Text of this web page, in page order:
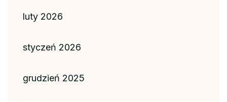
luty 2026
styczeń 2026
grudzień 2025